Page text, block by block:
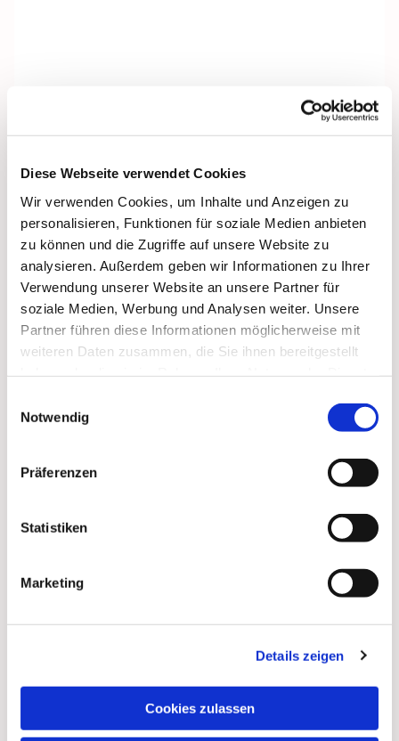
Diese Webseite verwendet Cookies
Wir verwenden Cookies, um Inhalte und Anzeigen zu
personalisieren, Funktionen für soziale Medien anbieten
zu können und die Zugriffe auf unsere Website zu
analysieren. Außerdem geben wir Informationen zu Ihrer
Verwendung unserer Website an unsere Partner für
soziale Medien, Werbung und Analysen weiter. Unsere
Partner führen diese Informationen möglicherweise mit
weiteren Daten zusammen, die Sie ihnen bereitgestellt
Notwendig
Präferenzen
Statistiken
Marketing
Details zeigen
Cookies zulassen